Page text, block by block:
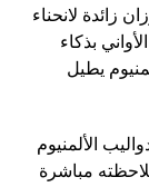
زائدة لانحناء
بذكاء
يطيل
الألمنيوم
مباشرة